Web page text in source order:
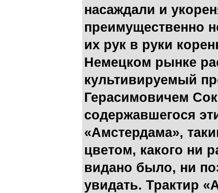
насаждали и
преимущественно
их рук в руки
Немецком рынке
культивируемый
Герасимовичем
содержавшегося
«Амстердама»,
цветом, какого ни
видано было, ни
увидать. Трактир